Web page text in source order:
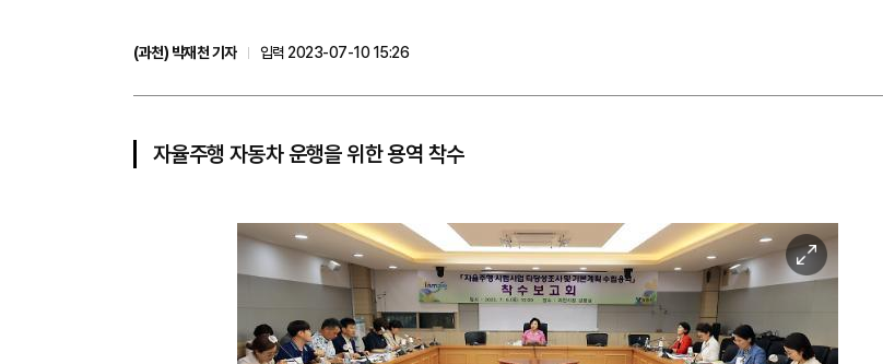
(과천) 박재천 기자
입력 2023-07-10 15:26
자율주행 자동차 운행을 위한 용역 착수
이
미
확